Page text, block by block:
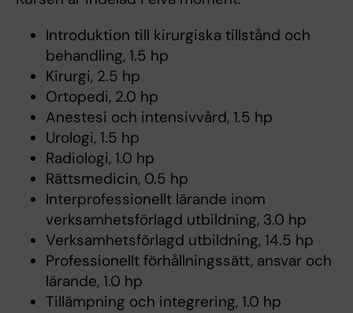
Introduktion till kirurgiska tillstånd och
behandling, 1.5 hp
Kirurgi, 2.5 hp
Ortopedi, 2.0 hp
Anestesi och intensivvård, 1.5 hp
Urologi, 1.5 hp
Radiologi, 1.0 hp
Rättsmedicin, 0.5 hp
Interprofessionellt lärande inom
verksamhetsförlagd utbildning, 3.0 hp
Verksamhetsförlagd utbildning, 14.5 hp
Professionellt förhållningssätt, ansvar och
lärande, 1.0 hp
Tillämpning och integrering, 1.0 hp